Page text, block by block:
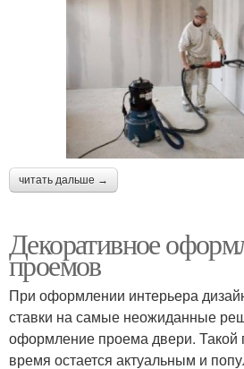
читать дальше →
Декоративное
проемов
При оформлении интерьера
ставки на самые неожиданные
оформление проема двери. Такой
время остается актуальным и